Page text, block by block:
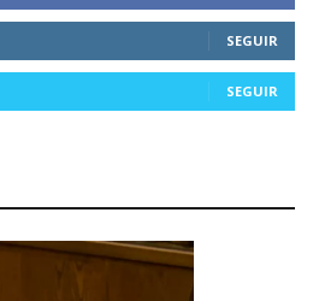
SEGUIR
SEGUIR